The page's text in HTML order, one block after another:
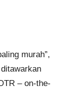
murah”,
– on-the-